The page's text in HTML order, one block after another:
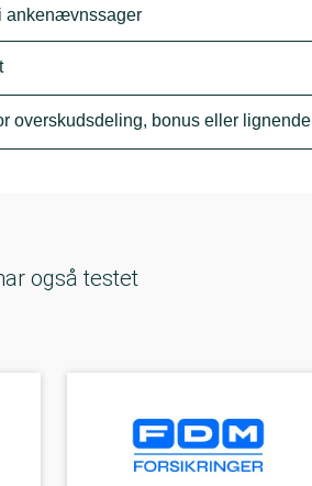
ankenævnssager
overskudsdeling, bonus eller lignende
også testet